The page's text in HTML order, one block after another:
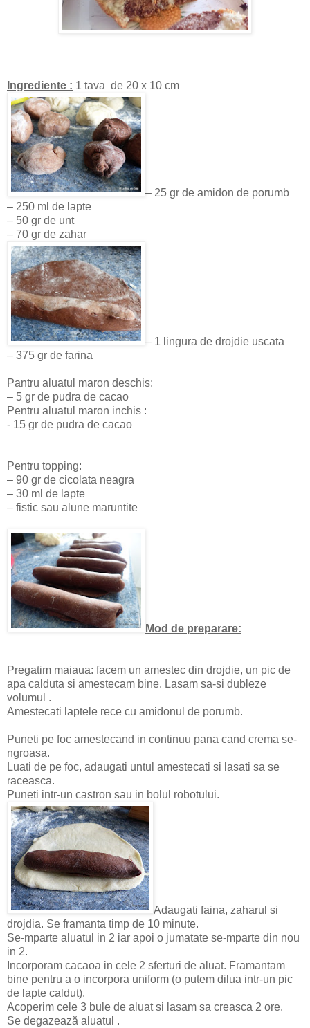
Ingrediente : 1 tava de 20 x 10 cm
– 25 gr de amidon de porumb
– 250 ml de lapte
– 50 gr de unt
– 70 gr de zahar
– 1 lingura de drojdie uscata
– 375 gr de farina
Pantru aluatul maron deschis:
– 5 gr de pudra de cacao
Pentru aluatul maron inchis :
- 15 gr de pudra de cacao
Pentru topping:
– 90 gr de cicolata neagra
– 30 ml de lapte
– fistic sau alune maruntite
Mod de preparare:
Pregatim maiaua: facem un amestec din drojdie, un pic de
apa calduta si amestecam bine. Lasam sa-si dubleze
volumul .
Amestecati laptele rece cu amidonul de porumb.
Puneti pe foc amestecand in continuu pana cand crema se-
ngroasa.
Luati de pe foc, adaugati untul amestecati si lasati sa se
raceasca.
Puneti intr-un castron sau in bolul robotului.
Adaugati faina, zaharul si
drojdia. Se framanta timp de 10 minute.
Se-mparte aluatul in 2 iar apoi o jumatate se-mparte din nou
in 2.
Incorporam cacaoa in cele 2 sferturi de aluat. Framantam
bine pentru a o incorpora uniform (o putem dilua intr-un pic
de lapte caldut).
Acoperim cele 3 bule de aluat si lasam sa creasca 2 ore.
Se degazează aluatul .